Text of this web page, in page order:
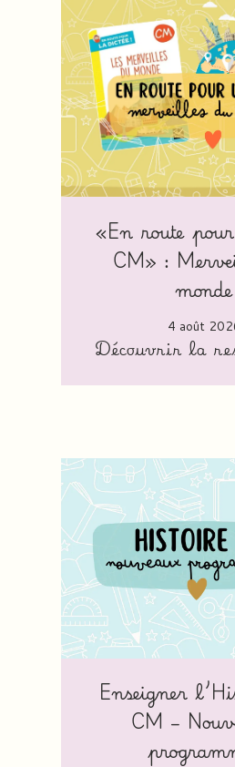
«En route
CM» :
monde
4 août
Découvrir la
Enseigner
CM –